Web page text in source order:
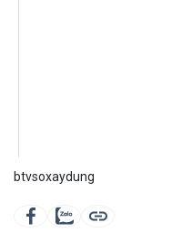
btvsoxaydung